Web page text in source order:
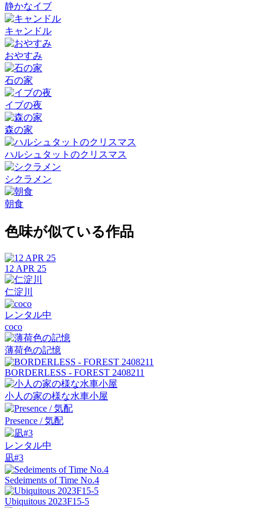
静かなイブ
キャンドル
おやすみ
石の家
イブの夜
森の家
ハルシュタットのクリスマス
シクラメン
朝食
色味が似ている作品
12 APR 25
仁淀川
レンタル中
coco
薄荷色の記憶
BORDERLESS - FOREST 2408211
小人の家の様な水車小屋
Presence / 気配
レンタル中
凪#3
Sedeiments of Time No.4
Ubiquitous 2023F15-5